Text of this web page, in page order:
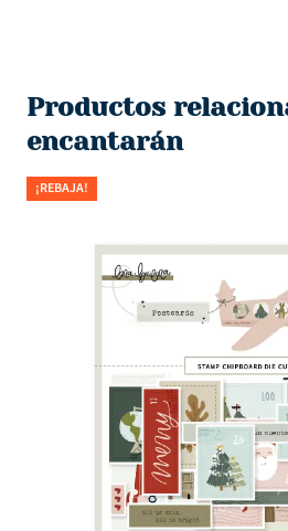
Productos
encantarán